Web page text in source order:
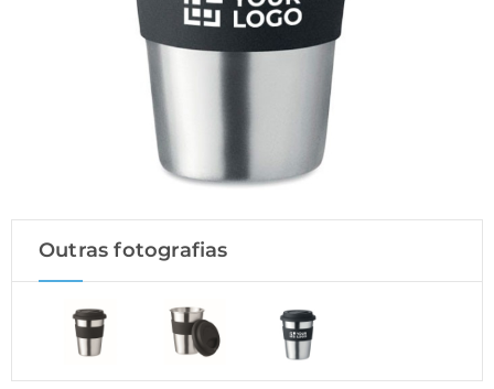
Outras fotografias